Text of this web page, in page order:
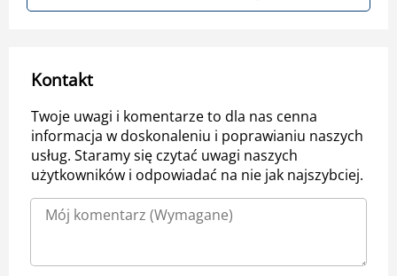
Kontakt
Twoje uwagi i komentarze to dla nas cenna
informacja w doskonaleniu i poprawianiu naszych
usług. Staramy się czytać uwagi naszych
użytkowników i odpowiadać na nie jak najszybciej.